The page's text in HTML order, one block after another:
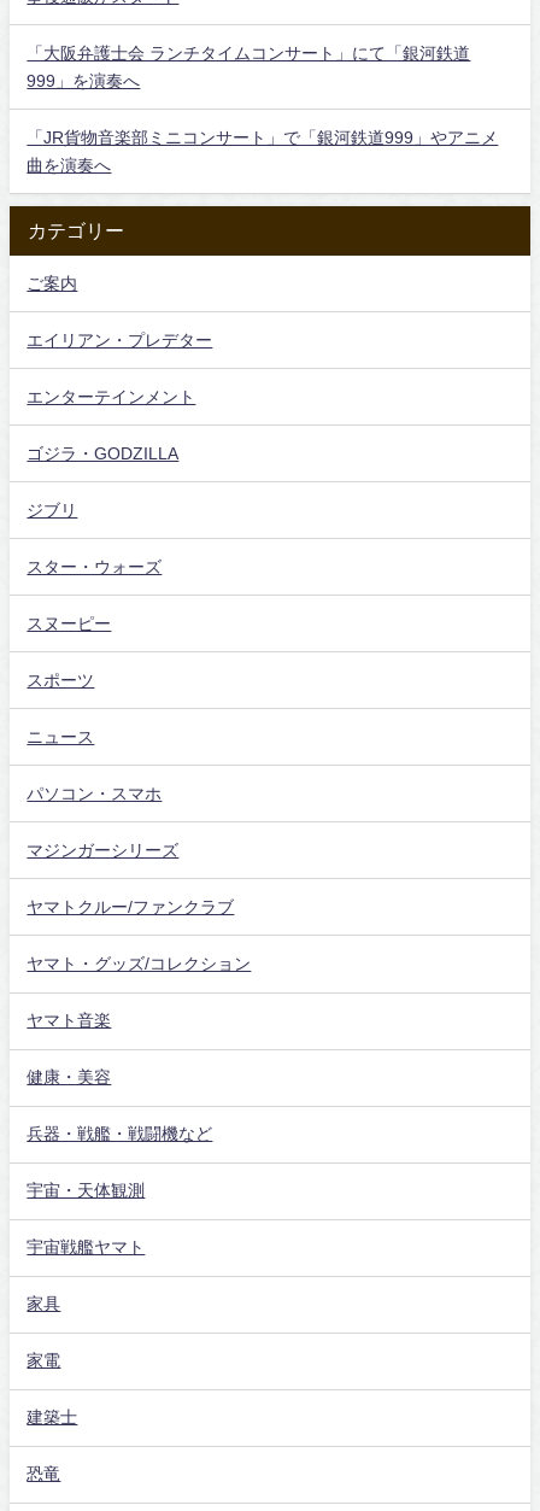
「大阪弁護士会 ランチタイムコンサート」にて「銀河鉄道
999」を演奏へ
「JR貨物音楽部ミニコンサート」で「銀河鉄道999」やアニメ
曲を演奏へ
カテゴリー
ご案内
エイリアン・プレデター
エンターテインメント
ゴジラ・GODZILLA
ジブリ
スター・ウォーズ
スヌーピー
スポーツ
ニュース
パソコン・スマホ
マジンガーシリーズ
ヤマトクルー/ファンクラブ
ヤマト・グッズ/コレクション
ヤマト音楽
健康・美容
兵器・戦艦・戦闘機など
宇宙・天体観測
宇宙戦艦ヤマト
家具
家電
建築士
恐竜